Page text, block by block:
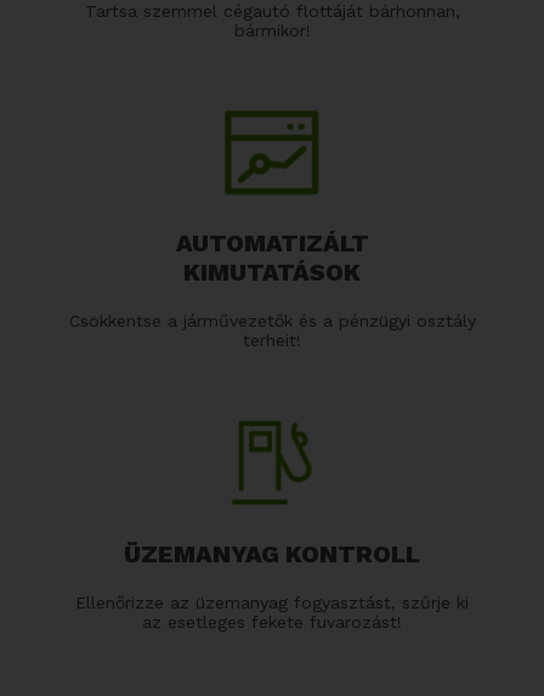
Tartsa szemmel cégautó flottáját bárhonnan,
bármikor!
AUTOMATIZÁLT
KIMUTATÁSOK
Csökkentse a járművezetők és a pénzügyi osztály
terheit!
ÜZEMANYAG KONTROLL
Ellenőrizze az üzemanyag fogyasztást, szűrje ki
az esetleges fekete fuvarozást!